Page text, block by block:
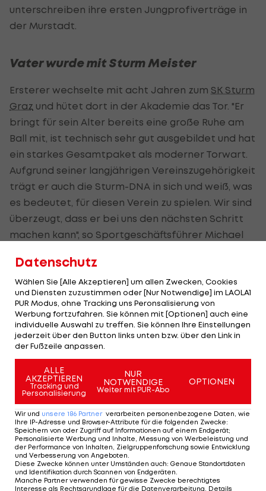
unterschreiben ihre ersten Jungprofiverträge in
der Murstadt.
Vater wurde mit Sturm Meister
Ersterer wechselte mit acht Jahren zum SK Sturm
Graz und hütet dort in der Akademie das Tor. "Er
bringt für sein Alter bereits eine große Ruhe am
Ball mit, ist technisch sehr gut ausgebildet und hat
ein starkes Gesamtpaket als moderner Torwart.
Aufgrund seiner langjährigen Vereinszugehörigkeit
trägt er auch die Sturm-DNA in sich und weiß, was
es bedeutet, für diesen Verein zu spielen. Wir sind
überzeugt, dass er bei uns den nächsten Schritt
machen kann", so Sportgeschäftsführer Michael
Vater Alexander verbuchte zwischen 1998 und
2003 fünf Einsätze für die Profis der Steirer. 1999
konnte er die österreichische Meisterschaft
bejubeln.
Auch Torjäger bleibt an Bord
Kante wechselte 2023 aus der WAC-Jugend in die
Murstadt. Mit acht Treffern aus zwölf Spielen ist
er in der U18-ÖFB-Jugendliga bester Torjäger. Für
Sturm II kam der Gambier bereits sieben Mal zum
Zug.
"Abdoulie zeigt vor allem im Eins-gegen-Eins
Datenschutz
Wählen Sie [Alle Akzeptieren] um allen Zwecken, Cookies
und Diensten zuzustimmen oder [Nur Notwendige] im LAOLA1
PUR Modus, ohne Tracking uns Peronsalisierung von
Werbung fortzufahren. Sie können mit [Optionen] auch eine
individuelle Auswahl zu treffen. Sie können Ihre Einstellungen
jederzeit über den Button links unten bzw. über den Link in
der Fußzeile anpassen.
ALLE
AKZEPTIEREN
Tracking und
Personalisierung
NUR
NOTWENDIGE
Weiter mit PUR-Abo
OPTIONEN
Wir und unsere 186 Partner verarbeiten personenbezogene Daten, wie
Ihre IP-Adresse und Browser-Attribute für die folgenden Zwecke:
Speichern von oder Zugriff auf Informationen auf einem Endgerät;
Personalisierte Werbung und Inhalte, Messung von Werbeleistung und
der Performance von Inhalten, Zielgruppenforschung sowie Entwicklung
und Verbesserung von Angeboten
Diese Zwecke können unter Umständen auch: Genaue Standortdaten
und Identifikation durch Scannen von Endgeräten
Manche Partner verwenden für gewisse Zwecke berechtigtes
Interesse als Rechtsgrundlage für die Datenverarbeitung. Details